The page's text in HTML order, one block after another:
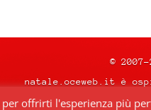
© 2007-
natale.oceweb.it è
offrirti l'esperienza più